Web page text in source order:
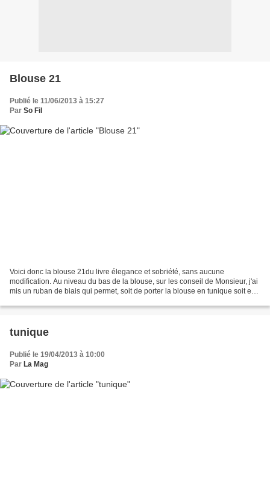
Blouse 21
Publié le 11/06/2013 à 15:27
Par So Fil
Voici donc la blouse 21du livre élegance et sobriété, sans aucune
modification. Au niveau du bas de la blouse, sur les conseil de Monsieur, j'ai
mis un ruban de biais qui permet, soit de porter la blouse en tunique soit en
tunique
Publié le 19/04/2013 à 10:00
Par La Mag